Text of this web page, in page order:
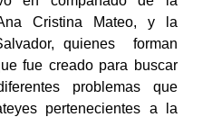
Cristina Mateo, y la
quienes forman
fue creado para buscar
problemas que
pertenecientes a la